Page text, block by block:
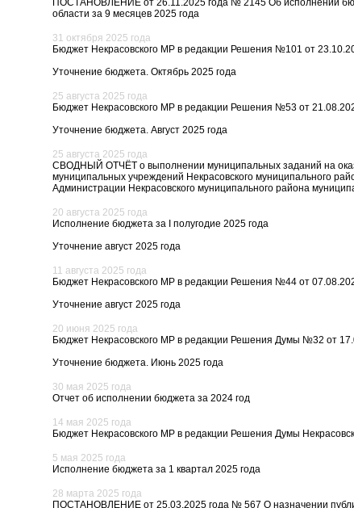
ПОСТАНОВЛЕНИЕ от 26.11.2025 года № 2145 Об исполнении
области за 9 месяцев 2025 года
31 октября 2025 года
Бюджет Некрасовского МР в редакции Решения №101 от
Уточнение бюджета. Октябрь 2025 года
25 августа 2025 года
Бюджет Некрасовского МР в редакции Решения №53 от
Уточнение бюджета. Август 2025 года
25 августа 2025 года
СВОДНЫЙ ОТЧЁТ о выполнении муниципальных заданий на
муниципальных учреждений Некрасовского муниципального
Администрации Некрасовского муниципального района
20 августа 2025 года
Исполнение бюджета за I полугодие 2025 года
Уточнение август 2025 года
11 августа 2025 года
Бюджет Некрасовского МР в редакции Решения №44 от
Уточнение август 2025 года
20 июня 2025 года
Бюджет Некрасовского МР в редакции Решения Думы №32 от
Уточнение бюджета. Июнь 2025 года
30 мая 2025 года
Отчет об исполнении бюджета за 2024 год
14 мая 2025 года
Бюджет Некрасовского МР в редакции Решения Думы
5 мая 2025 года
Исполнение бюджета за 1 квартал 2025 года
28 марта 2025 года
ПОСТАНОВЛЕНИЕ от 25.03.2025 года № 567 О назначении